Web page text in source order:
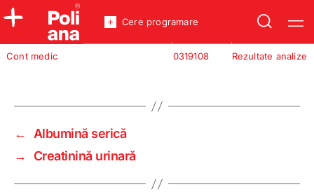
Policlinica
Cont medic Rezultate analize
0319108
Cere programare
←
Albumină serică
→
Creatinină urinară